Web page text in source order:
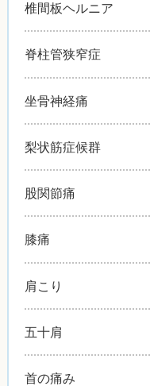
椎間板ヘルニア
脊柱管狭窄症
坐骨神経痛
梨状筋症候群
股関節痛
膝痛
肩こり
五十肩
首の痛み